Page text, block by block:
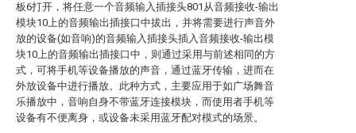
板6打开，将任意一个音频输入插接头801从音频接收-输出
模块10上的音频输出插接口中拔出，并将需要进行声音外
放的设备(如音响)的音频输入插接头插入音频接收-输出模
块10上的音频输出插接口中，则通过采用与前述相同的方
式，可将手机等设备播放的声音，通过蓝牙传输，进而在
外放设备中进行播放。此种方式，主要应用于如广场舞音
乐播放中，音响自身不带蓝牙连接模块，而使用者手机等
设备有不便离身，或设备未采用蓝牙配对模式的场景。